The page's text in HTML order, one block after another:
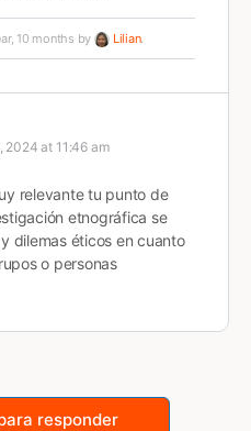
10 months by Lilian.
2024 at 11:46 am
relevante tu punto de
etnográfica se
dilemas éticos en cuanto
o personas
responder